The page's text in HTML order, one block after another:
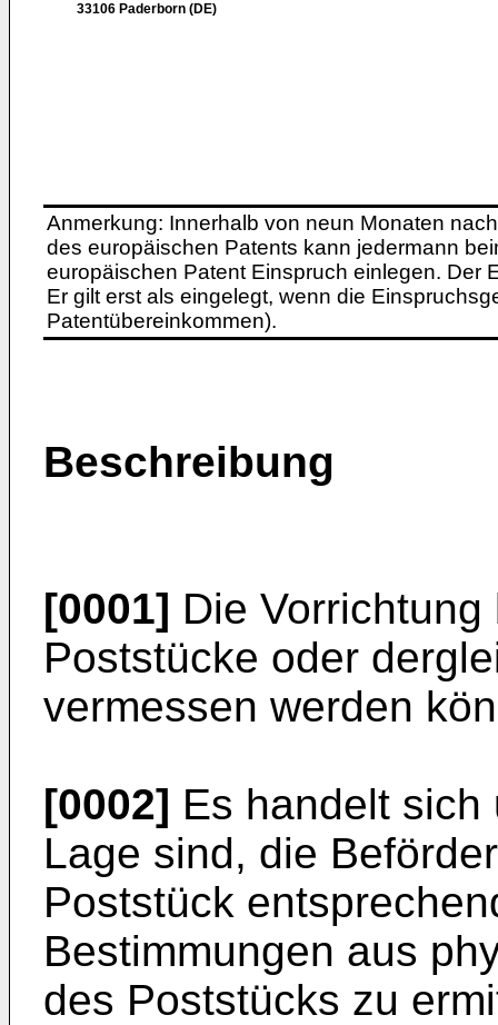
33106 Paderborn (DE)
Anmerkung: Innerhalb von neun Monaten
des europäischen Patents kann jedermann
europäischen Patent Einspruch einlegen. Der
Er gilt erst als eingelegt, wenn die
Patentübereinkommen).
Beschreibung
[0001] Die
Poststücke oder
vermessen werden
[0002] Es handelt sich
Lage sind, die
Poststück
Bestimmungen aus
des Poststücks zu